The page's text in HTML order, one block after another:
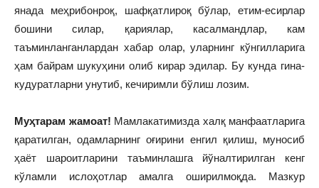
янада меҳрибонроқ, шафқатлироқ бўлар, етим-есирлар
бошини силар, қариялар, касалмандлар, кам
таъминланганлардан хабар олар, уларнинг кўнгилларига
ҳам байрам шукуҳини олиб кирар эдилар. Бу кунда гина-
кудуратларни унутиб, кечиримли бўлиш лозим.
Муҳтарам жамоат! Мамлакатимизда халқ манфаатларига
қаратилган, одамларнинг оғирини енгил қилиш, муносиб
ҳаёт шароитларини таъминлашга йўналтирилган кенг
кўламли ислоҳотлар амалга оширилмоқда. Мазкур